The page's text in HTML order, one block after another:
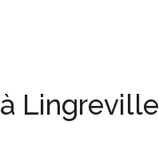
Lingreville